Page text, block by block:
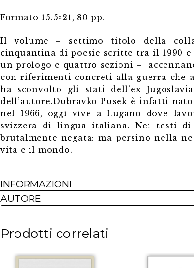
Formato 15.5×21, 80 pp.
Il volume – settimo titolo della
cinquantina di poesie scritte tra il 1990
un prologo e quattro sezioni –
con riferimenti concreti alla guerra che
ha sconvolto gli stati dell’ex
dell’autore.Dubravko Pusek è infatti
nel 1966, oggi vive a Lugano dove
svizzera di lingua italiana. Nei testi
brutalmente negata: ma persino nella
vita e il mondo.
INFORMAZIONI
AUTORE
Prodotti correlati